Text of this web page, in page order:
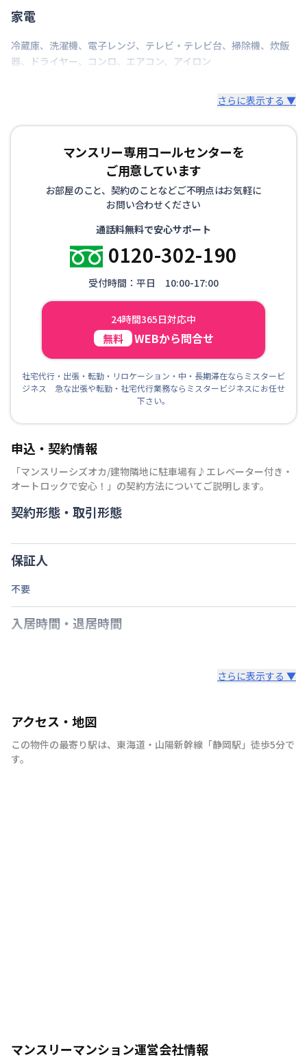
建物隣地に駐車場がございます。（30,000円/月、1,000円/日） 台
数に限りがございますので、ご希望の場合は担当までお問合せ下
さい。
家電
冷蔵庫、 洗濯機、 電子レンジ、 テレビ・テレビ台、 掃除機、 炊飯
器、 ドライヤー、 コンロ、 エアコン、 アイロン
さらに表示する ▼
マンスリー専用コールセンターを
ご用意しています
お部屋のこと、契約のことなどご不明点はお気軽に
お問い合わせください
通話料無料で安心サポート
0120-302-190
受付時間：平日 10:00-17:00
24時間365日対応中
無料 WEBから問合せ
社宅代行・出張・転勤・リロケーション・中・長期滞在ならミスタービ
ジネス 急な出張や転勤・社宅代行業務ならミスタービジネスにお任せ
下さい。
申込・契約情報
「マンスリーシズオカ/建物隣地に駐車場有♪エレベーター付き・
オートロックで安心！ 」の契約方法についてご説明します。
契約形態・取引形態
保証人
不要
入居時間・退居時間
さらに表示する ▼
アクセス・地図
この物件の最寄り駅は、 東海道・山陽新幹線 「静岡駅 」 徒歩5分で
す。
マンスリーマンション運営会社情報